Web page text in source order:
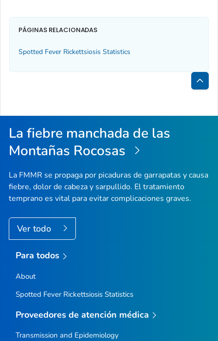
PÁGINAS RELACIONADAS
Spotted Fever Rickettsiosis Statistics
la
La fiebre manchada de las
Montañas Rocosas
La FMMR se propaga por picaduras de garrapatas y causa
fiebre, dolor de cabeza y sarpullido. El tratamiento
temprano es vital para evitar complicaciones graves.
Ver todo
Para todos
About
Spotted Fever Rickettsiosis Statistics
Proveedores de atención médica
Transmission and Epidemiology